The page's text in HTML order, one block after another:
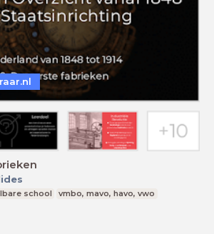
school
vmbo, mavo, havo, vwo